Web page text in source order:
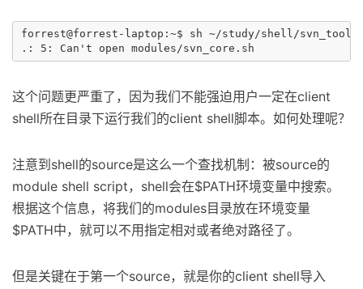
forrest@forrest-laptop:~$ sh ~/study/shell/svn_tools/
这个问题更严重了，因为我们不能强迫用户一定在client
shell所在目录下运行我们的client shell脚本。如何处理呢？
注意到shell的source是这么一个查找机制：被source的
module shell script，shell会在$PATH环境变量中搜索。
根据这个信息，将我们的modules目录放在环境变量
$PATH中，就可以不用指定相对或者绝对路径了。
但是关键在于第一个source，就是你的client shell导入